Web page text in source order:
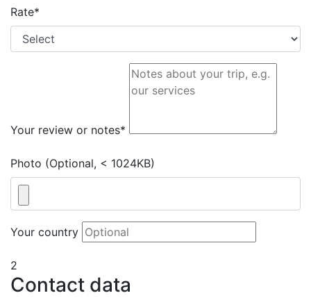
Rate*
Your review or notes*
Photo (Optional, < 1024KB)
Your country
2
Contact data